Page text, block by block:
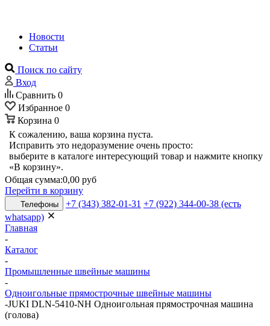
Новости
Статьи
Поиск по сайту
Вход
Сравнить 0
Избранное 0
Корзина 0
К сожалению, ваша корзина пуста.
Исправить это недоразумение очень просто:
выберите в каталоге интересующий товар и нажмите кнопку
«В корзину».
Общая сумма:0,00 руб
Перейти в корзину
Телефоны +7 (343) 382-01-31 +7 (922) 344-00-38 (есть
whatsapp)
Главная
-
Каталог
-
Промышленные швейные машины
-
Одноигольные прямострочные швейные машины
-JUKI DLN-5410-NH Одноигольная прямострочная машина
(голова)